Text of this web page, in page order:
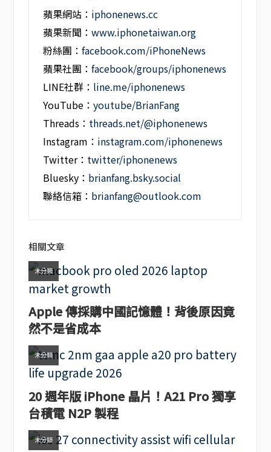
蘋果網站： iphonenews.cc
蘋果新聞：www.iphonetaiwan.org
粉絲團：facebook.com/iPhoneNews
蘋果社團：facebook/groups/iphonenews
LINE社群： line.me/iphonenews
YouTube：youtube/BrianFang
Threads： threads.net/@iphonenews
Instagram： instagram.com/iphonenews
Twitter： twitter/iphonenews
Bluesky： brianfang.bsky.social
聯絡信箱： brianfang@outlook.com
相關文章
未分類
Apple 傳採購中國記憶體！背後原因竟
然不是省成本
未分類
20 週年版 iPhone 晶片！A21 Pro 獨享
台積電 N2P 製程
未分類